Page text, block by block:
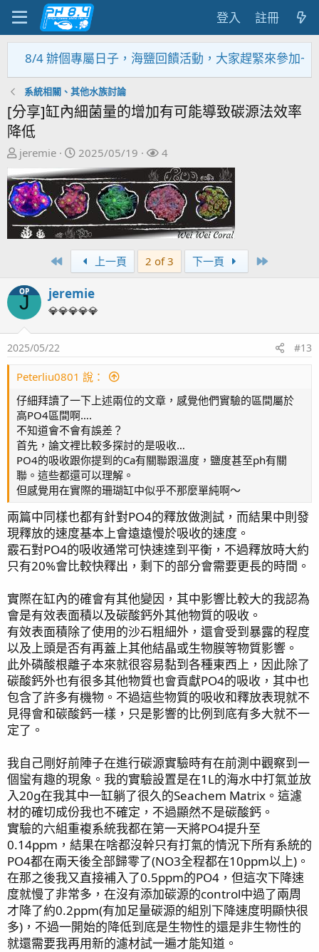
登入 註冊
4 辦個專屬日子，海鹽回饋活動，大家趕緊來參加~~~~~
系統相關、其他水族討論
[分享]缸內細菌量的增加有可能導致碳源法效率
降低
主
發
起
人
jeremie
開
始
日
期
2025/05/19
關
注
者
4
First 上一頁 2 of 3 下一頁
OP
J jeremie
💎💎💎💎💎
2025/05/22 #13
Peterliu0801 說：
仔細拜讀了一下上述兩位的文章，感覺他們實驗的區間屬於
高PO4區間啊….
不知道會不會有誤差？
首先，論文裡比較多探討的是吸收…
PO4的吸收跟你提到的Ca有關聯跟溫度，鹽度甚至ph有關
聯。這些都還可以理解。
但感覺用在實際的珊瑚缸中似乎不那麼單純啊～
兩篇中同樣也都有針對PO4的釋放做測試，而結果中則發
現釋放的速度基本上會遠遠慢於吸收的速度。
霰石對PO4的吸收通常可快速達到平衡，不過釋放時大約
只有20%會比較快釋出，剩下的部分會需要更長的時間。
實際在缸內的確會有其他變因，其中影響比較大的我認為
會是有效表面積以及碳酸鈣外其他物質的吸收。
有效表面積除了使用的沙石粗細外，還會受到暴露的程度
以及上頭是否有再蓋上其他結晶或生物膜等物質影響。
此外磷酸根離子本來就很容易黏到各種東西上，因此除了
碳酸鈣外也有很多其他物質也會貢獻PO4的吸收，其中也
包含了許多有機物。不過這些物質的吸收和釋放表現就不
見得會和碳酸鈣一樣，只是影響的比例到底有多大就不一
定了。
我自己剛好前陣子在進行碳源實驗時有在前測中觀察到一
個蠻有趣的現象。我的實驗設置是在1L的海水中打氣並放
入20g在我其中一缸躺了很久的Seachem Matrix。這濾
材的確切成份我也不確定，不過顯然不是碳酸鈣。
實驗的六組重複系統我都在第一天將PO4提升至
0.14ppm，結果在啥都沒幹只有打氣的情況下所有系統的
PO4都在兩天後全部歸零了(NO3全程都在10ppm以上)。
在那之後我又直接補入了0.5ppm的PO4，但這次下降速
度就慢了非常多，在沒有添加碳源的control中過了兩周
才降了約0.2ppm(有加足量碳源的組別下降速度明顯快很
多)，不過一開始的降低到底是生物性的還是非生物性的
就還需要我再用新的濾材試一遍才能知道。